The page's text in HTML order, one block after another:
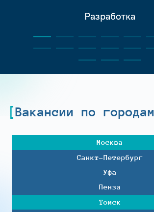
Разработка
Вакансии по городам
Москва
Санкт-Петербург
Уфа
Пенза
Томск